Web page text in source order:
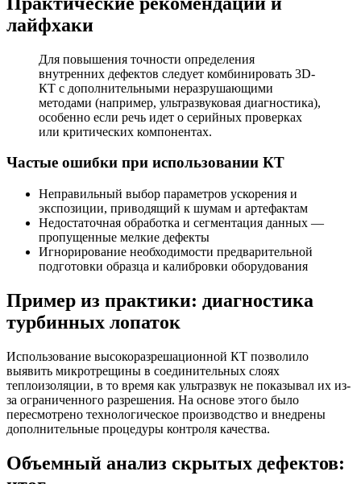
лайфхаки
Для повышения точности определения
внутренних дефектов следует комбинировать 3D-
КТ с дополнительными неразрушающими
методами (например, ультразвуковая диагностика),
особенно если речь идет о серийных проверках
или критических компонентах.
Частые ошибки при использовании КТ
Неправильный выбор параметров ускорения и
экспозиции, приводящий к шумам и артефактам
Недостаточная обработка и сегментация данных —
пропущенные мелкие дефекты
Игнорирование необходимости предварительной
подготовки образца и калибровки оборудования
Пример из практики: диагностика
турбинных лопаток
Использование высокоразрешационной КТ позволило
выявить микротрещины в соединительных слоях
теплоизоляции, в то время как ультразвук не показывал их из-
за ограниченного разрешения. На основе этого было
пересмотрено технологическое производство и внедрены
дополнительные процедуры контроля качества.
Объемный анализ скрытых дефектов: